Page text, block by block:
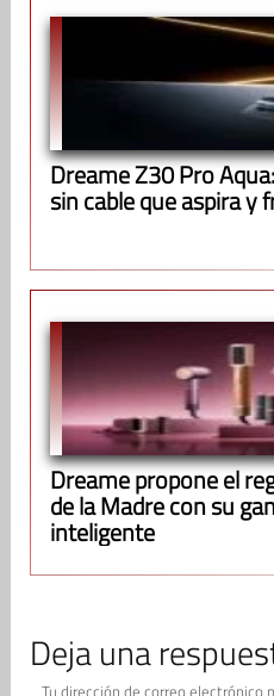
Dreame Z30 Pro
sin cable que aspira
Dreame propone el
de la Madre con su
inteligente
Deja una
Tu dirección de correo electrónico